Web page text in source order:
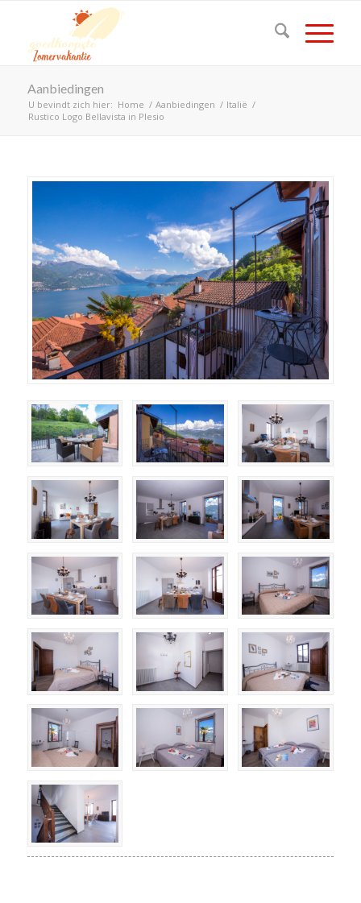
Aanbiedingen
U bevindt zich hier: Home / Aanbiedingen / Italië /
Rustico Logo Bellavista in Plesio